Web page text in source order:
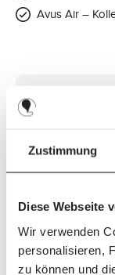
Zustimmung
Diese Webseite
Wir verwenden
personalisieren,
zu können und
Avus Air –
Schnell
Sekunden